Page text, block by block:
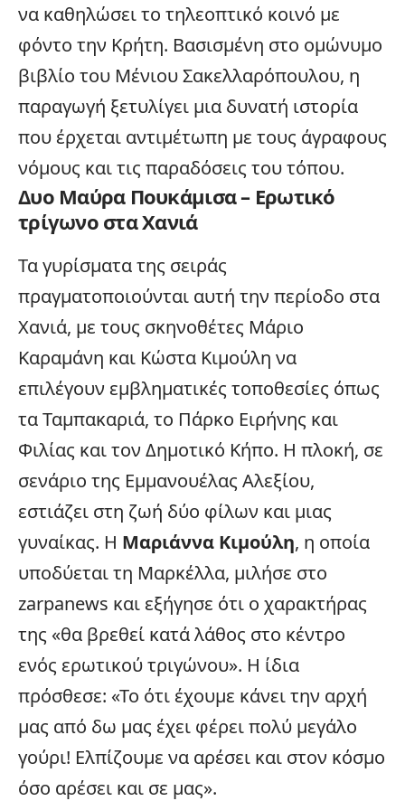
να καθηλώσει το τηλεοπτικό κοινό με
φόντο την Κρήτη. Βασισμένη στο ομώνυμο
βιβλίο του Μένιου Σακελλαρόπουλου, η
παραγωγή ξετυλίγει μια δυνατή ιστορία
που έρχεται αντιμέτωπη με τους άγραφους
νόμους και τις παραδόσεις του τόπου.
Δυο Μαύρα Πουκάμισα– Ερωτικό
τρίγωνο στα Χανιά
Τα γυρίσματα της σειράς
πραγματοποιούνται αυτή την περίοδο στα
Χανιά, με τους σκηνοθέτες Μάριο
Καραμάνη και Κώστα Κιμούλη να
επιλέγουν εμβληματικές τοποθεσίες όπως
τα Ταμπακαριά, το Πάρκο Ειρήνης και
Φιλίας και τον Δημοτικό Κήπο. Η πλοκή, σε
σενάριο της Εμμανουέλας Αλεξίου,
εστιάζει στη ζωή δύο φίλων και μιας
γυναίκας. Η Μαριάννα Κιμούλη, η οποία
υποδύεται τη Μαρκέλλα, μιλήσε στο
zarpanews και εξήγησε ότι ο χαρακτήρας
της «θα βρεθεί κατά λάθος στο κέντρο
ενός ερωτικού τριγώνου». Η ίδια
πρόσθεσε: «Το ότι έχουμε κάνει την αρχή
μας από δω μας έχει φέρει πολύ μεγάλο
γούρι! Ελπίζουμε να αρέσει και στον κόσμο
όσο αρέσει και σε μας».